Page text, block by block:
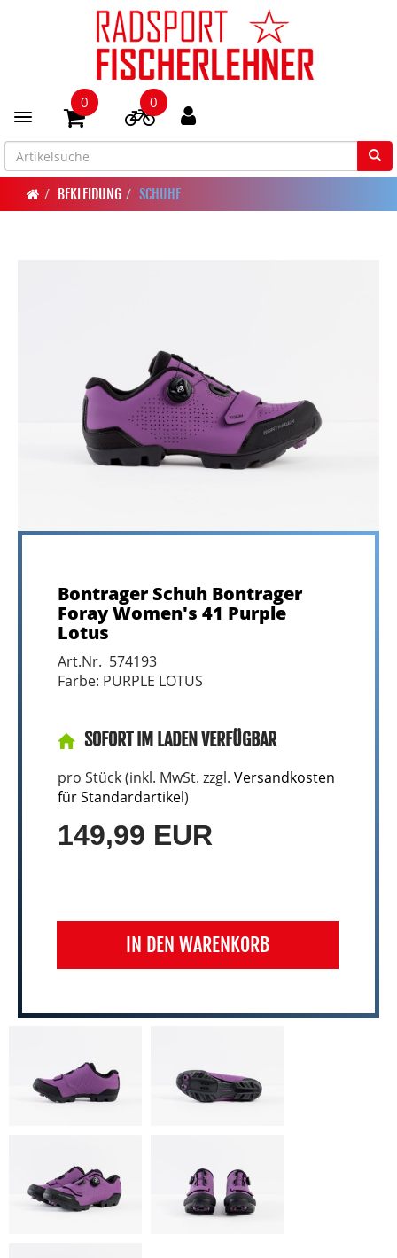
Toggle navigation
0 0
BEKLEIDUNG SCHUHE
Bontrager Schuh Bontrager
Foray Women's 41 Purple
Lotus
Art.Nr. 574193
Farbe: PURPLE LOTUS
SOFORT IM LADEN VERFÜGBAR
pro Stück (inkl. MwSt. zzgl. Versandkosten
für Standardartikel)
149,99 EUR
IN DEN WARENKORB